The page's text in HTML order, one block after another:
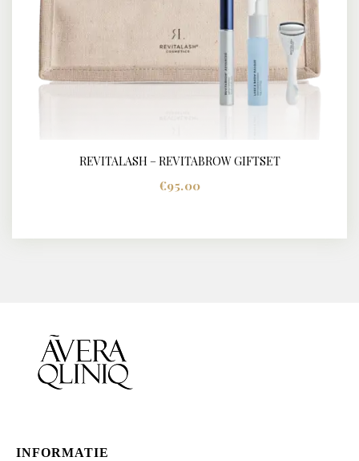
REVITALASH – REVITABROW GIFTSET
€95.00
INFORMATIE